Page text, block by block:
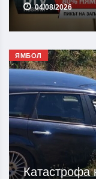
04/08/2026
ЯМБОЛ
Катастрофа